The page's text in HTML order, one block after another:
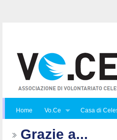
Home Vo.Ce Casa di
Grazie a...